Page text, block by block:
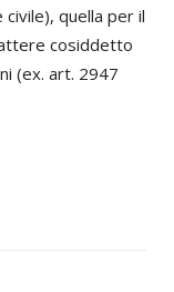
quella per il
cosiddetto
(ex. art. 2947